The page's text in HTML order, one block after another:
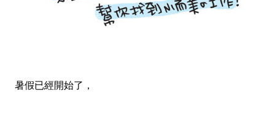
暑假已經開始了，